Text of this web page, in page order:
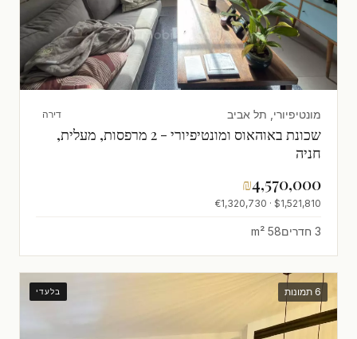
מונטיפיורי, תל אביב דירה
שכונת באוהאוס ומונטיפיורי - 2 מרפסות, מעלית,
חניה
₪4,570,000
$1,521,810 · €1,320,730
3 חדרים 58 m²
בלעדי 6 תמונות